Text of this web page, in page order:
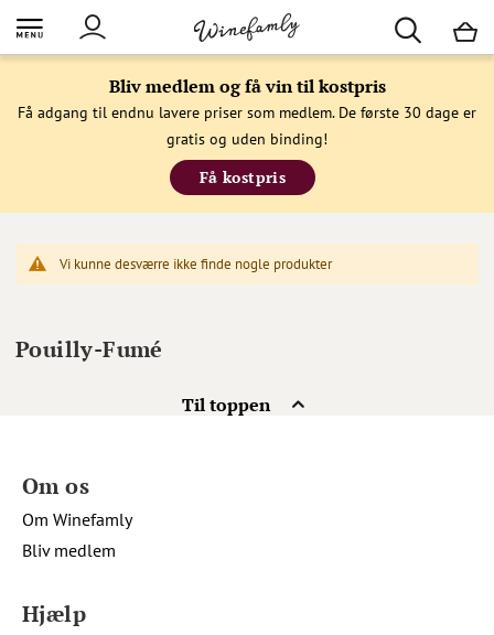
Bliv medlem og få vin til kostpris
Få adgang til endnu lavere priser som medlem. De første 30 dage er
gratis og uden binding!
Få kostpris
Vi kunne desværre ikke finde nogle produkter
Til toppen
Pouilly-Fumé
Om os
Om Winefamly
Bliv medlem
Hjælp